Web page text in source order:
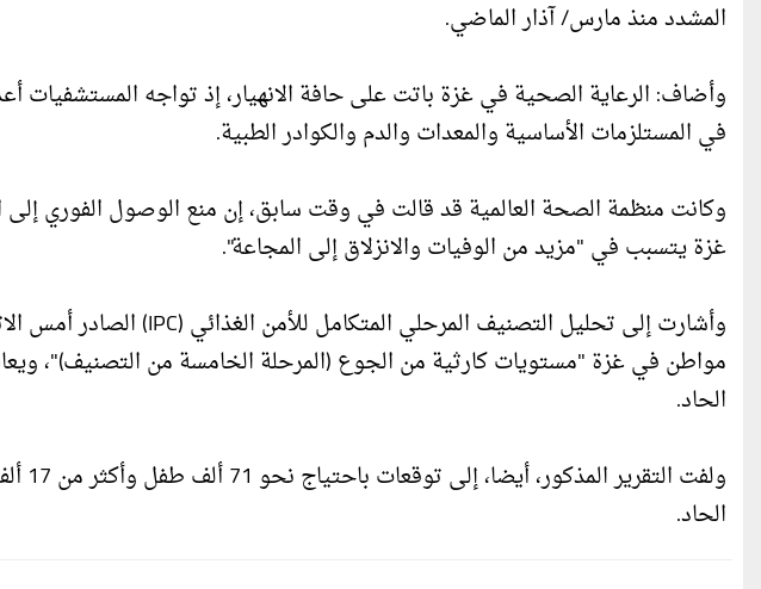
المشدد منذ مارس/ آذار الماضي.
وأضاف: الرعاية الصحية في غزة باتت على حافة الانهيار، إذ تواجه
في المستلزمات الأساسية والمعدات والدم والكوادر الطبية.
وكانت منظمة الصحة العالمية قد قالت في وقت سابق، إن منع الوصول الفوري إلى
غزة يتسبب في "مزيد من الوفيات والانزلاق إلى المجاعة".
مواطن في غزة "مستويات كارثية من الجوع (المرحلة الخامسة من التصنيف)"،
الحاد.
الحاد.